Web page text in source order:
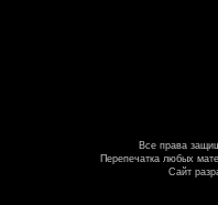
Все права
Перепечатка любых
Сайт